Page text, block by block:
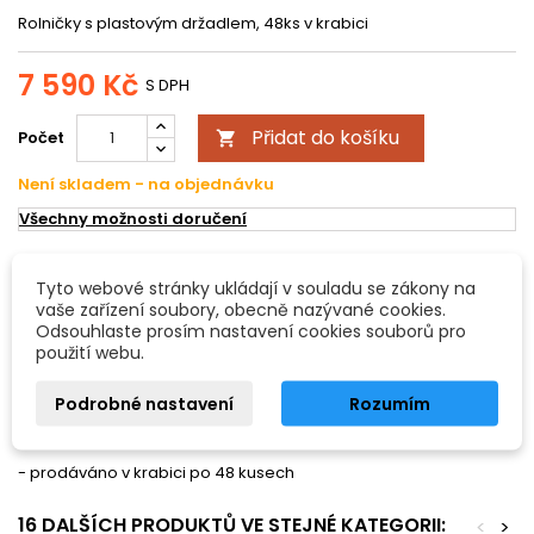
Rolničky s plastovým držadlem, 48ks v krabici
7 590 Kč S DPH
Počet  Přidat do košíku
Není skladem - na objednávku
Všechny možnosti doručení
POPIS DETAILY PRODUKTU
- rolničky s plastovým držadlem
- různé barvy držadla: žlutá, modrá, červená
- prodáváno v krabici po 48 kusech
16 DALŠÍCH PRODUKTŮ VE STEJNÉ KATEGORII: >
<
Tyto webové stránky ukládají v souladu se zákony na
vaše zařízení soubory, obecně nazývané cookies.
Odsouhlaste prosím nastavení cookies souborů pro
použití webu.
Podrobné nastavení Rozumím